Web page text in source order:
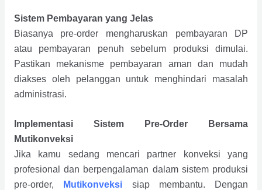
Sistem Pembayaran yang Jelas
Biasanya pre-order mengharuskan pembayaran DP
atau pembayaran penuh sebelum produksi dimulai.
Pastikan mekanisme pembayaran aman dan mudah
diakses oleh pelanggan untuk menghindari masalah
administrasi.
Implementasi Sistem Pre-Order Bersama
Mutikonveksi
Jika kamu sedang mencari partner konveksi yang
profesional dan berpengalaman dalam sistem produksi
pre-order,
Mutikonveksi
siap membantu. Dengan